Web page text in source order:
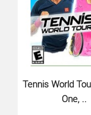
EA SPORTS
Tennis World
One, ..